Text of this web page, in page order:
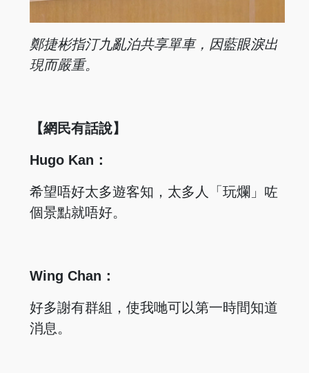
鄭捷彬指汀九亂泊共享單車，因藍眼淚出
現而嚴重。
【網民有話說】
Hugo Kan：
希望唔好太多遊客知，太多人「玩爛」咗
個景點就唔好。
Wing Chan：
好多謝有群組，使我哋可以第一時間知道
消息。